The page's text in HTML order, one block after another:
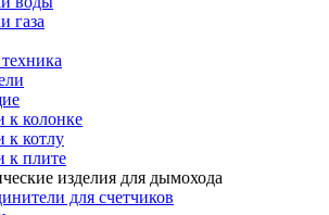
газа
к колонке
к котлу
к плите
изделия для дымохода
для счетчиков